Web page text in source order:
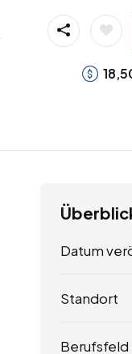
Datum
Standort
Berufsfeld